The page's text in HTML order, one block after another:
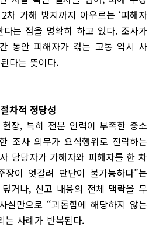
차 가해 방지까지 아우르는 ‘피해자
다는 점을 명확히 하고 있다. 조사가
동안 피해자가 겪는 고통 역시 사
다는 뜻이다.
차적 정당성
장, 특히 전문 인력이 부족한 중소
조사 의무가 요식행위로 전락하는
담당자가 가해자와 피해자를 한 차
이 엇갈려 판단이 불가능하다”는
거나, 신고 내용의 전체 맥락을 무
실만으로 “괴롭힘에 해당하지 않는
는 사례가 반복된다.